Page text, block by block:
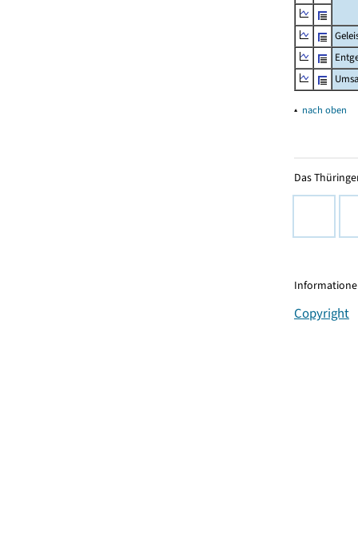
▴ nach oben
Das
Copyright